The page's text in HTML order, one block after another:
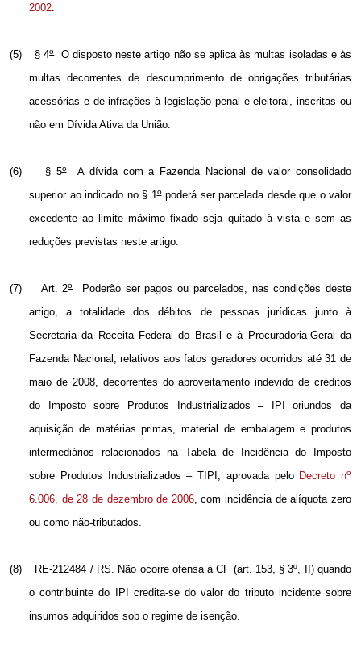
2002
(5) § 4oO disposto neste artigo não se aplica às multas isoladas e às
multas decorrentes de descumprimento de obrigações tributárias
acessórias e de infrações à legislação penal e eleitoral, inscritas ou
não em Dívida Ativa da União.
(6) § 5oA dívida com a Fazenda Nacional de valor consolidado
superior ao indicado no § 1opoderá ser parcelada desde que o valor
excedente ao limite máximo fixado seja quitado à vista e sem as
reduções previstas neste artigo.
(7) Art. 2oPoderão ser pagos ou parcelados, nas condições deste
artigo, a totalidade dos débitos de pessoas jurídicas junto à
Secretaria da Receita Federal do Brasil e à Procuradoria-Geral da
Fazenda Nacional, relativos aos fatos geradores ocorridos até 31 de
maio de 2008, decorrentes do aproveitamento indevido de créditos
do Imposto sobre Produtos Industrializados – IPI oriundos da
aquisição de matérias primas, material de embalagem e produtos
intermediários relacionados na Tabela de Incidência do Imposto
sobre Produtos Industrializados – TIPI, aprovada pelo Decreto no
6.006, de 28 de dezembro de 2006, com incidência de alíquota zero
ou como não-tributados.
(8)
RE-212484 / RS. Não ocorre ofensa à CF (art. 153, § 3º, II) quando
o contribuinte do IPI credita-se do valor do tributo incidente sobre
insumos adquiridos sob o regime de isenção.